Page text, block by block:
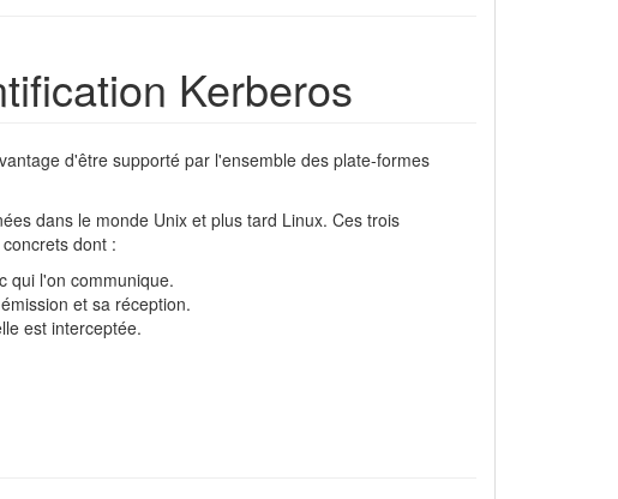
Kerberos
d'être supporté par l'ensemble des plate-formes
dans le monde Unix et plus tard Linux. Ces trois
dont :
qui l'on communique.
et sa réception.
est interceptée.